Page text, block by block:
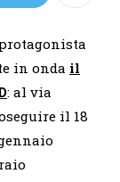
in onda il
: al via
il 18